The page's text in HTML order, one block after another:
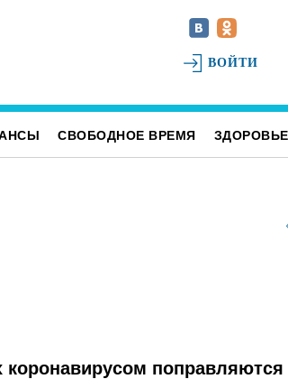
Искусственный интеллект выпишет штрафы
ульяновцам, забивающим контейнерные
ВОЙТИ
СВОБОДНОЕ ВРЕМЯ ЗДОРОВЬЕ
поправляются